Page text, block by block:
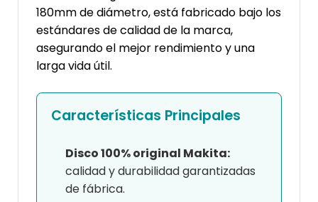
180mm de diámetro, está fabricado bajo los
estándares de calidad de la marca,
asegurando el mejor rendimiento y una
larga vida útil.
Características Principales
Disco 100% original Makita:
calidad y durabilidad garantizadas
de fábrica.